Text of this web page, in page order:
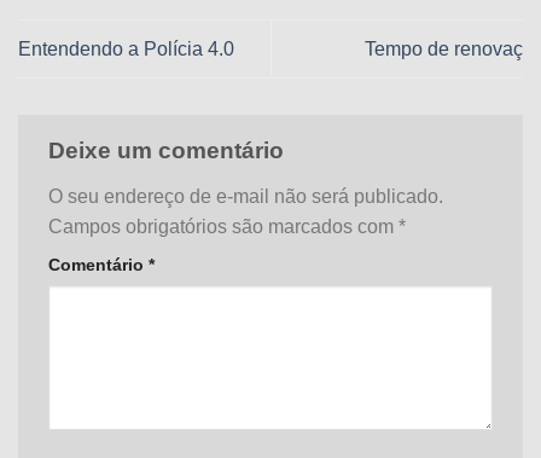
Entendendo a Polícia 4.0 Tempo de renovaç
Deixe um comentário
O seu endereço de e-mail não será publicado.
Campos obrigatórios são marcados com *
Comentário *